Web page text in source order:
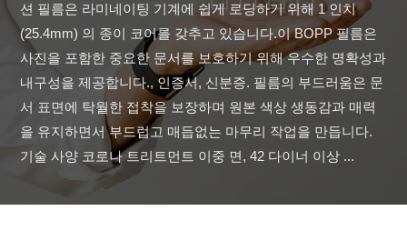
션 필름은 라미네이팅 기계에 쉽게 로딩하기 위해 1 인치
(25.4mm) 의 종이 코어를 갖추고 있습니다.이 BOPP 필름은
사진을 포함한 중요한 문서를 보호하기 위해 우수한 명확성과
내구성을 제공합니다., 인증서, 신분증. 필름의 부드러움은 문
서 표면에 탁월한 접착을 보장하며 원본 색상 생동감과 매력
을 유지하면서 부드럽고 매듭없는 마무리 작업을 만듭니다.
기술 사양 코로나 트리트먼트 이중 면, 42 다이너 이상 ...